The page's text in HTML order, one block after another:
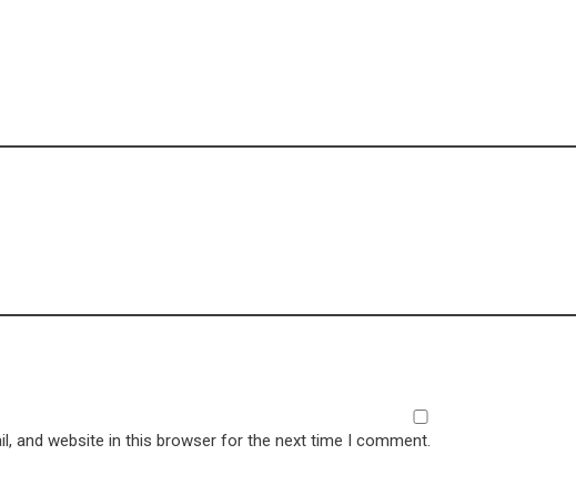
and website in this browser for the next time I comment.